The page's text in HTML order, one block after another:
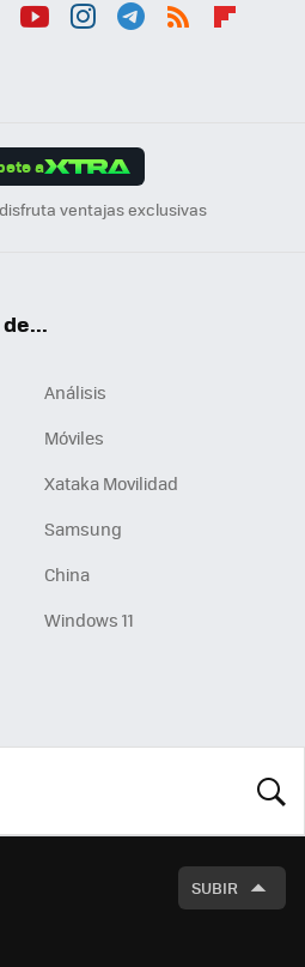
a
ventajas exclusivas
Análisis
Móviles
Xataka Movilidad
Samsung
China
Windows 11
SUBIR